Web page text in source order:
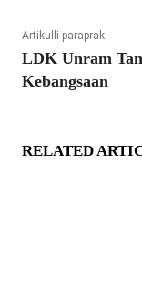
Artikulli paraprak
LDK Unram
Kebangsaan
RELATED